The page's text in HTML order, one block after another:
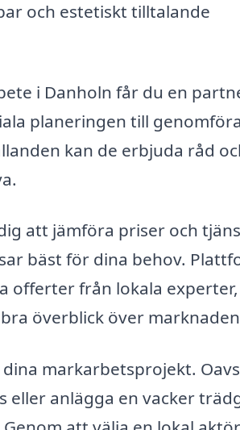
och estetiskt tilltalande
i Danholn får du en
planeringen till
kan de erbjuda råd
att jämföra priser och
bäst för dina behov.
offerter från lokala
överblick över
markarbetsprojekt.
anlägga en vacker